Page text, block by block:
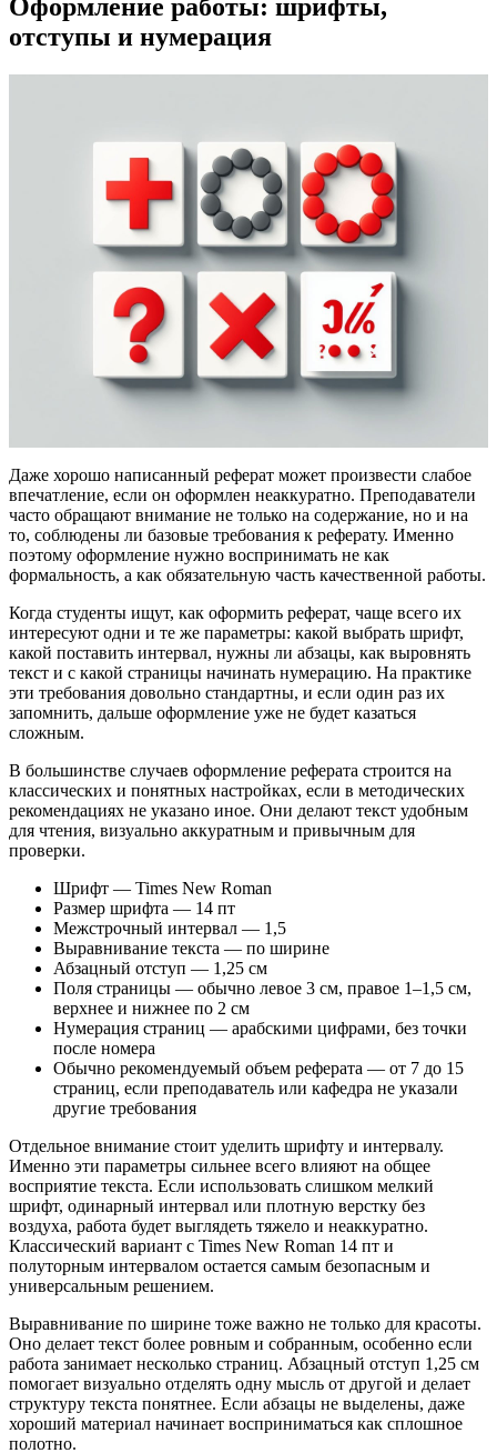
Оформление работы: шрифты,
отступы и нумерация
Даже хорошо написанный реферат может произвести слабое
впечатление, если он оформлен неаккуратно. Преподаватели
часто обращают внимание не только на содержание, но и на
то, соблюдены ли базовые требования к реферату. Именно
поэтому оформление нужно воспринимать не как
формальность, а как обязательную часть качественной работы.
Когда студенты ищут, как оформить реферат, чаще всего их
интересуют одни и те же параметры: какой выбрать шрифт,
какой поставить интервал, нужны ли абзацы, как выровнять
текст и с какой страницы начинать нумерацию. На практике
эти требования довольно стандартны, и если один раз их
запомнить, дальше оформление уже не будет казаться
сложным.
В большинстве случаев оформление реферата строится на
классических и понятных настройках, если в методических
рекомендациях не указано иное. Они делают текст удобным
для чтения, визуально аккуратным и привычным для
проверки.
Шрифт — Times New Roman
Размер шрифта — 14 пт
Межстрочный интервал — 1,5
Выравнивание текста — по ширине
Абзацный отступ — 1,25 см
Поля страницы — обычно левое 3 см, правое 1–1,5 см,
верхнее и нижнее по 2 см
Нумерация страниц — арабскими цифрами, без точки
после номера
Обычно рекомендуемый объем реферата — от 7 до 15
страниц, если преподаватель или кафедра не указали
другие требования
Отдельное внимание стоит уделить шрифту и интервалу.
Именно эти параметры сильнее всего влияют на общее
восприятие текста. Если использовать слишком мелкий
шрифт, одинарный интервал или плотную верстку без
воздуха, работа будет выглядеть тяжело и неаккуратно.
Классический вариант с Times New Roman 14 пт и
полуторным интервалом остается самым безопасным и
универсальным решением.
Выравнивание по ширине тоже важно не только для красоты.
Оно делает текст более ровным и собранным, особенно если
работа занимает несколько страниц. Абзацный отступ 1,25 см
помогает визуально отделять одну мысль от другой и делает
структуру текста понятнее. Если абзацы не выделены, даже
хороший материал начинает восприниматься как сплошное
полотно.